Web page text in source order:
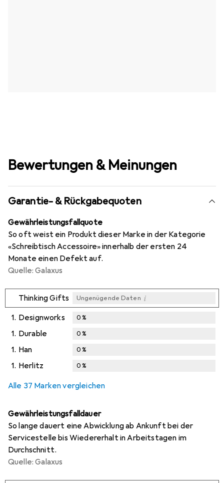
Bewertungen & Meinungen
Garantie- & Rückgabequoten
Gewährleistungsfallquote
So oft weist ein Produkt dieser Marke in der Kategorie
«Schreibtisch Accessoire» innerhalb der ersten 24
Monate einen Defekt auf.
Quelle: Galaxus
Thinking Gifts Ungenügende Daten i
1. Designworks 0%
1. Durable 0%
1. Han 0%
1. Herlitz 0%
Alle 37 Marken vergleichen
Gewährleistungsfalldauer
So lange dauert eine Abwicklung ab Ankunft bei der
Servicestelle bis Wiedererhalt in Arbeitstagen im
Durchschnitt.
Quelle: Galaxus